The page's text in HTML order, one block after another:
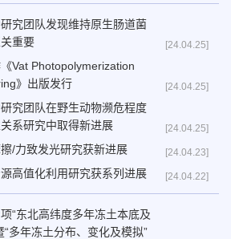
[24.04.25]
究团队发现维持原生肠道菌
重要
[24.04.25]
Vat Photopolymerization
》出版发行
[24.04.25]
究团队在野生动物濒危程度
系研究中取得新进展
[24.04.23]
/力致发光研究获新进展
[24.04.22]
高值化利用研究获系列进展
“东北高纬度多年冻土本底及
多年冻土分布、变化及模拟”